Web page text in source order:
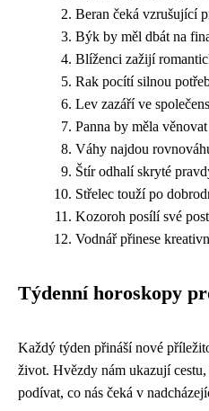
Beran čeká vzrušující
Býk by měl dbát na
Blíženci zažijí
Rak pocítí silnou
Lev zazáří ve
Panna by měla
Váhy najdou
Štír odhalí skryté
Střelec touží po
Kozoroh posílí své
Vodnář přinese
Týdenní horoskopy
Každý týden přináší nové
život. Hvězdy nám ukazují
podívat, co nás čeká v